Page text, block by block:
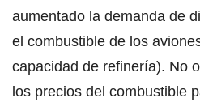
aumentado la demanda de
el combustible de los
capacidad de refinería). No
los precios del combustible